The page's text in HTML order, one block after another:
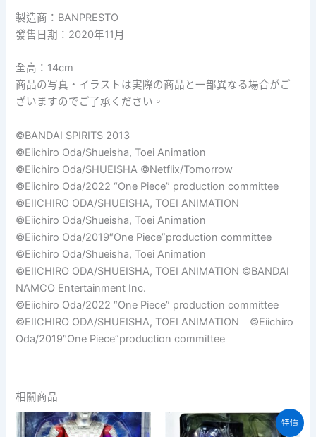
隆
數
量
製造商：BANPRESTO
發售日期：2020年11月
全高：14cm
商品の写真・イラストは実際の商品と一部異なる場合がご
ざいますのでご了承ください。
©BANDAI SPIRITS 2013
©Eiichiro Oda/Shueisha, Toei Animation
©Eiichiro Oda/SHUEISHA ©Netflix/Tomorrow
©Eiichiro Oda/2022 “One Piece” production committee
©EIICHIRO ODA/SHUEISHA, TOEI ANIMATION
©Eiichiro Oda/Shueisha, Toei Animation
©Eiichiro Oda/2019″One Piece”production committee
©Eiichiro Oda/Shueisha, Toei Animation
©EIICHIRO ODA/SHUEISHA, TOEI ANIMATION ©BANDAI
NAMCO Entertainment Inc.
©Eiichiro Oda/2022 “One Piece” production committee
©EIICHIRO ODA/SHUEISHA, TOEI ANIMATION ©Eiichiro
Oda/2019″One Piece”production committee
相關商品
特價